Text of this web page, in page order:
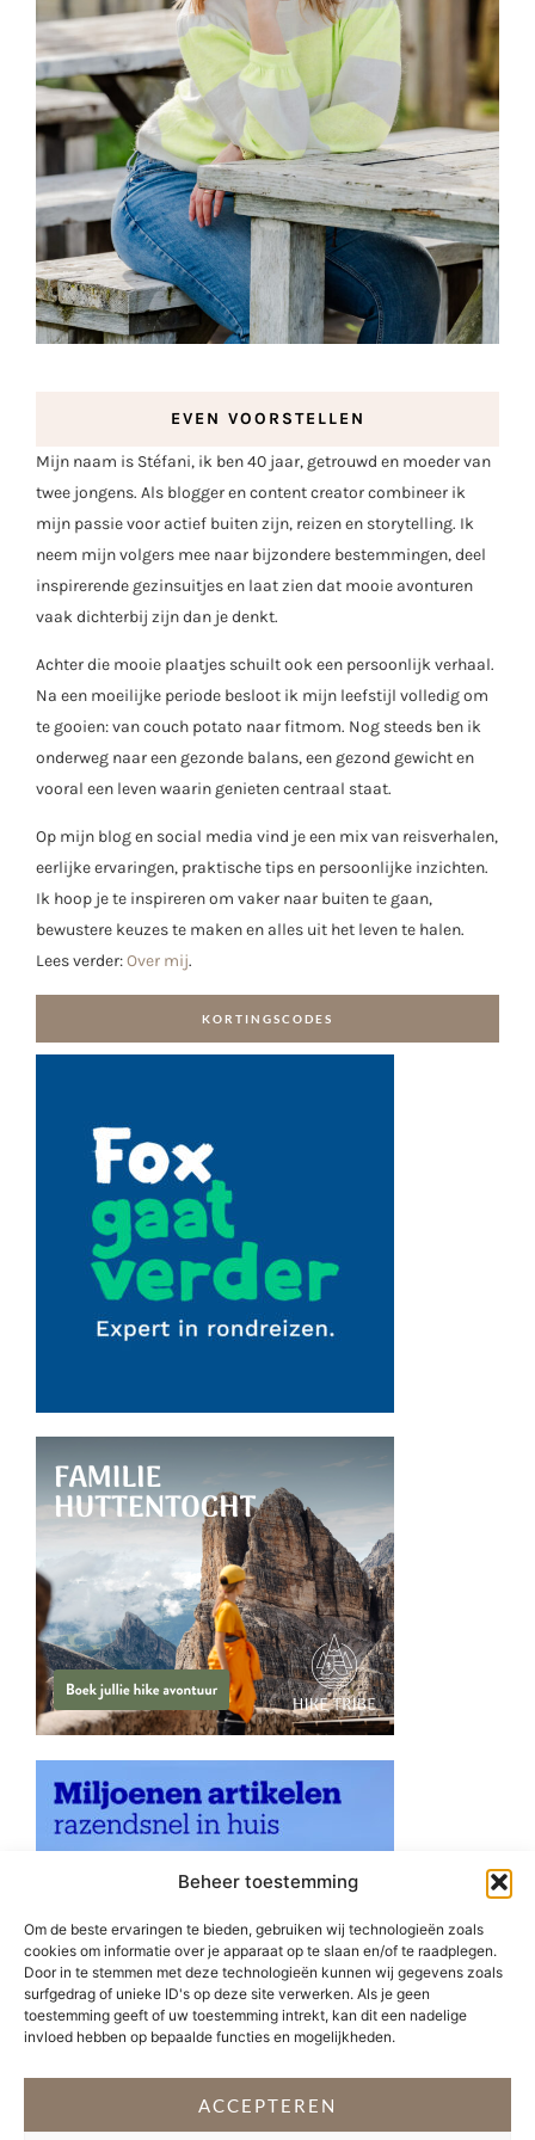
Beheer toestemming
Om de beste ervaringen te bieden, gebruiken wij technologieën zoals
cookies om informatie over je apparaat op te slaan en/of te raadplegen.
Door in te stemmen met deze technologieën kunnen wij gegevens zoals
surfgedrag of unieke ID's op deze site verwerken. Als je geen
toestemming geeft of uw toestemming intrekt, kan dit een nadelige
invloed hebben op bepaalde functies en mogelijkheden.
ACCEPTEREN
EVEN VOORSTELLEN
Mijn naam is Stéfani, ik ben 40 jaar, getrouwd en moeder van
twee jongens. Als blogger en content creator combineer ik
mijn passie voor actief buiten zijn, reizen en storytelling. Ik
neem mijn volgers mee naar bijzondere bestemmingen, deel
inspirerende gezinsuitjes en laat zien dat mooie avonturen
vaak dichterbij zijn dan je denkt.
Achter die mooie plaatjes schuilt ook een persoonlijk verhaal.
Na een moeilijke periode besloot ik mijn leefstijl volledig om
te gooien: van couch potato naar fitmom. Nog steeds ben ik
onderweg naar een gezonde balans, een gezond gewicht en
vooral een leven waarin genieten centraal staat.
Op mijn blog en social media vind je een mix van reisverhalen,
eerlijke ervaringen, praktische tips en persoonlijke inzichten.
Ik hoop je te inspireren om vaker naar buiten te gaan,
bewustere keuzes te maken en alles uit het leven te halen.
Lees verder:Over mij.
KORTINGSCODES